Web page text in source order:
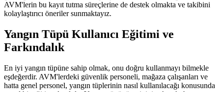
AVM'lerin bu kayıt tutma süreçlerine de destek olmakta ve takibini
kolaylaştırıcı öneriler sunmaktayız.
Yangın Tüpü Kullanıcı Eğitimi ve
Farkındalık
En iyi yangın tüpüne sahip olmak, onu doğru kullanmayı bilmekle
eşdeğerdir. AVM'lerdeki güvenlik personeli, mağaza çalışanları ve
hatta genel personel, yangın tüplerinin nasıl kullanılacağı konusunda